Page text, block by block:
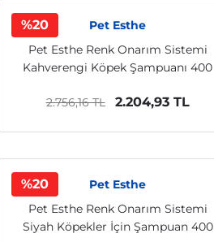
%20
Pet Esthe
Pet Esthe Renk Onarım Sistemi
Kahverengi Köpek Şampuanı 400
2.756,16 TL
2.204,93 TL
%20
Pet Esthe
Pet Esthe Renk Onarım Sistemi
Siyah Köpekler İçin Şampuan 400